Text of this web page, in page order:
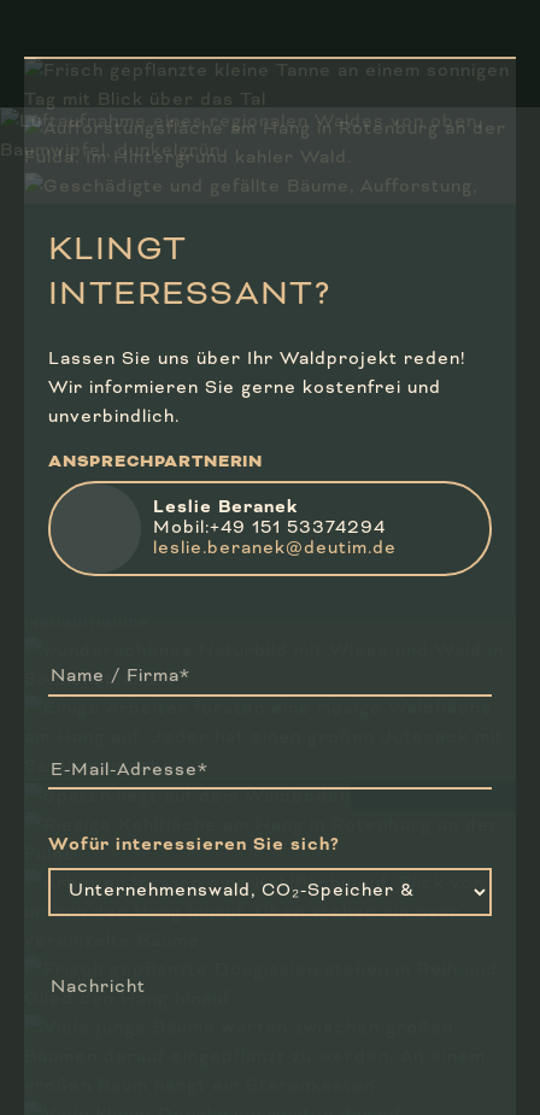
KLINGT
INTERESSANT?
Lassen Sie uns über Ihr Waldprojekt reden!
Wir informieren Sie gerne kostenfrei und
unverbindlich.
ANSPRECHPARTNERIN
Leslie Beranek
Mobil:+49 151 53374294
leslie.beranek@deutim.de
Name / Firma*
E-Mail-Adresse*
Wofür interessieren Sie sich?
Nachricht